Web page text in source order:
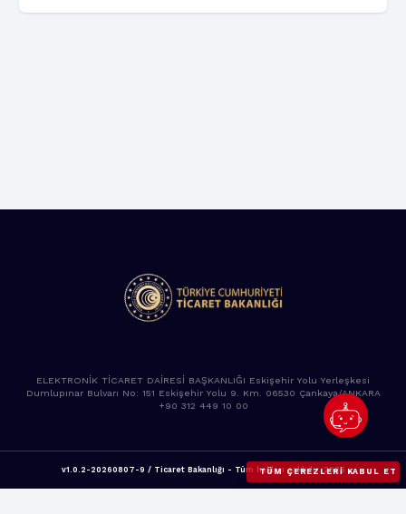
ELEKTRONİK TİCARET DAİRESİ BAŞKANLIĞI Eskişehir Yolu Yerleşkesi
Dumlupınar Bulvarı No: 151 Eskişehir Yolu 9. Km. 06530 Çankaya/ANKARA
+90 312 449 10 00
v1.0.2-20260807-9 / Ticaret Bakanlığı - Tüm hakları saklıdır. 2025
TÜM ÇEREZLERI KABUL ET